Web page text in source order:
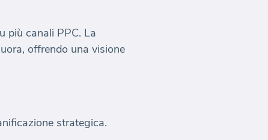
più canali PPC. La
offrendo una visione
strategica.